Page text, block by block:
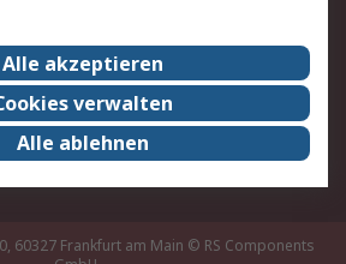
RS weltweit
Nachhaltigkeit
ZertifikatePresse-Center
60327 Frankfurt am Main © RS Components
Alle akzeptieren
verwalten
Alle ablehnen